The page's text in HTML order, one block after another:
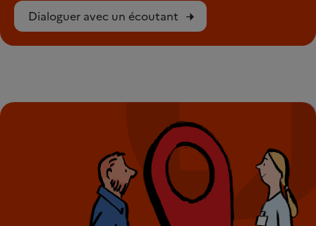
Dialoguer avec un écoutant